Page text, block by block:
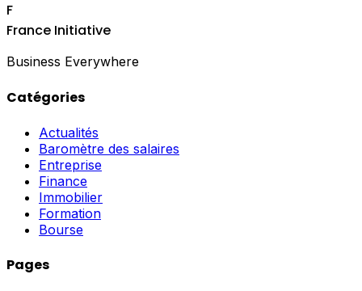
F
France Initiative
Business Everywhere
Catégories
Actualités
Baromètre des salaires
Entreprise
Finance
Immobilier
Formation
Bourse
Pages